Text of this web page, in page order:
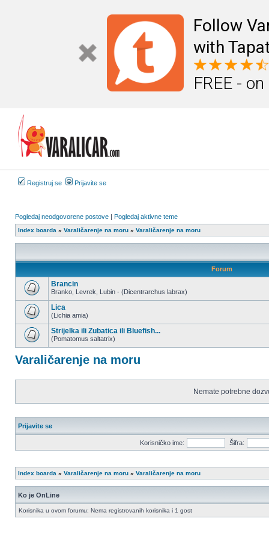
Follow
with
FREE -
Registruj se Prijavite se
Pogledaj neodgovorene postove | Pogledaj aktivne teme
Index boarda » Varaličarenje na moru » Varaličarenje na moru
Forum
nepročitanih
postova
Brancin
Branko, Levrek, Lubin - (Dicentrarchus labrax)
nepročitanih
postova
Lica
(Lichia amia)
postova
Strijelka ili Zubatica ili Bluefish...
(Pomatomus saltatrix)
Varaličarenje na moru
Nemate potrebne
Prijavite se
Korisničko ime: Šifra:
Index boarda » Varaličarenje na moru » Varaličarenje na moru
Ko je OnLine
Korisnika u ovom forumu: Nema registrovanih korisnika i 1 gost